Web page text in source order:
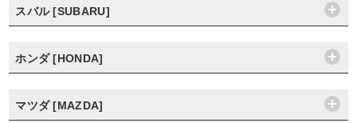
スバル [SUBARU]
ホンダ [HONDA]
マツダ [MAZDA]